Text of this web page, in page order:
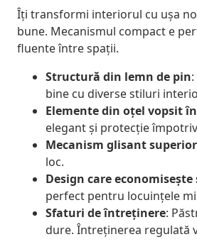
Îți transformi interiorul cu ușa
bune. Mecanismul compact e
fluente între spații.
Structură din lemn de pin
bine cu diverse stiluri
Elemente din oțel vopsit
elegant și protecție
Mecanism glisant superior
loc.
Design care
perfect pentru locuințele
Sfaturi de întreținere:
dure. Întreținerea regulată